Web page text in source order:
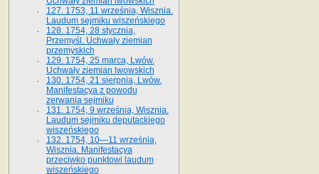
127. 1753, 11 września, Wisznia.
Laudum sejmiku wiszeńskiego
128. 1754, 28 stycznia,
Przemyśl. Uchwały ziemian
przemyskich
129. 1754, 25 marca, Lwów.
Uchwały ziemian lwowskich
130. 1754, 21 sierpnia, Lwów.
Manifestacya z powodu
zerwania sejmiku
131. 1754, 9 września, Wisznia.
Laudum sejmiku deputackiego
wiszeńskiego
132. 1754, 10—11 września,
Wisznia. Manifestacya
przeciwko punktowi laudum
wiszeńskiego